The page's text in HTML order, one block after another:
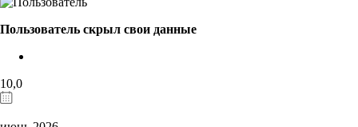
Пользователь скрыл свои данные
10,0